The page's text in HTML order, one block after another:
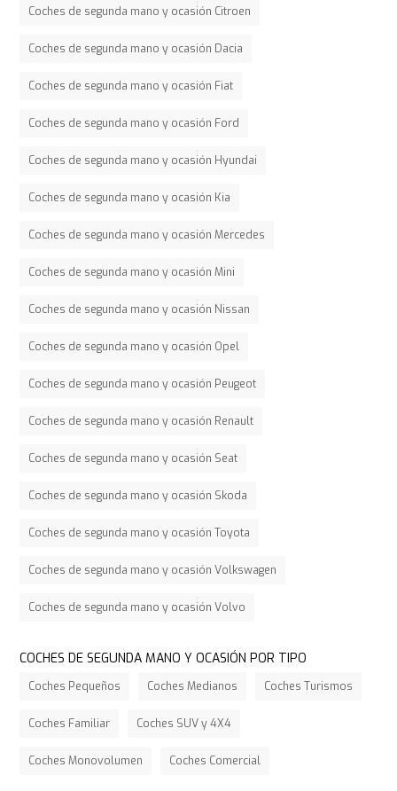
Coches de segunda mano y ocasión Citroen
Coches de segunda mano y ocasión Dacia
Coches de segunda mano y ocasión Fiat
Coches de segunda mano y ocasión Ford
Coches de segunda mano y ocasión Hyundai
Coches de segunda mano y ocasión Kia
Coches de segunda mano y ocasión Mercedes
Coches de segunda mano y ocasión Mini
Coches de segunda mano y ocasión Nissan
Coches de segunda mano y ocasión Opel
Coches de segunda mano y ocasión Peugeot
Coches de segunda mano y ocasión Renault
Coches de segunda mano y ocasión Seat
Coches de segunda mano y ocasión Skoda
Coches de segunda mano y ocasión Toyota
Coches de segunda mano y ocasión Volkswagen
Coches de segunda mano y ocasión Volvo
COCHES DE SEGUNDA MANO Y OCASIÓN POR TIPO
Coches Pequeños Coches Medianos Coches Turismos
Coches Familiar Coches SUV y 4X4
Coches Monovolumen Coches Comercial